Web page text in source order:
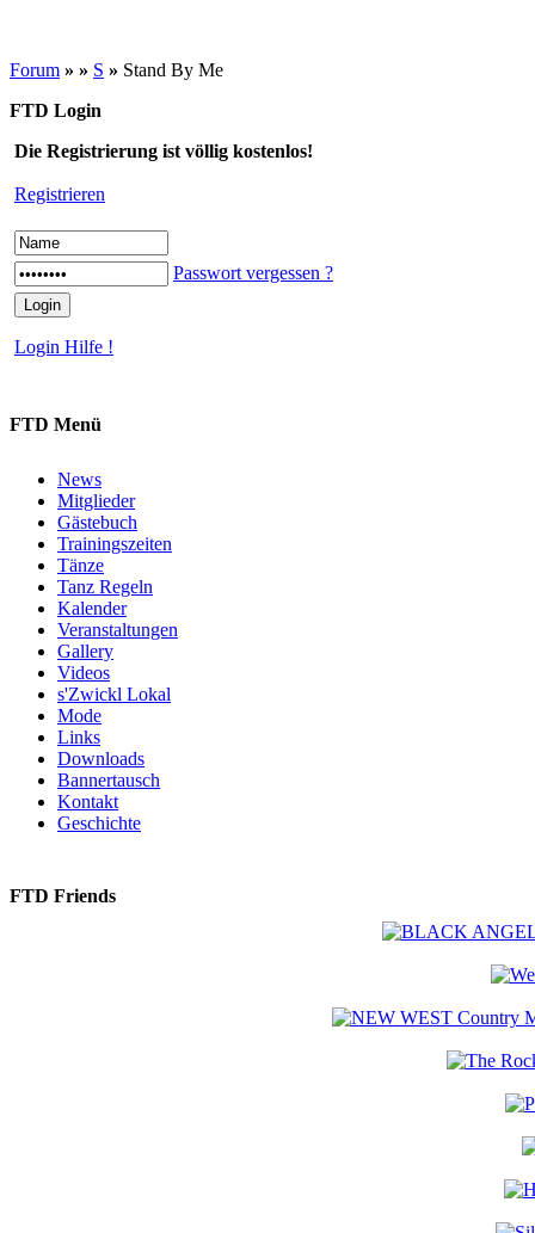
Forum » » S » Stand By Me
FTD Login
Die Registrierung ist völlig kostenlos!
Registrieren
Passwort vergessen ?
Login Hilfe !
FTD Menü
News
Mitglieder
Gästebuch
Trainingszeiten
Tänze
Tanz Regeln
Kalender
Veranstaltungen
Gallery
Videos
s'Zwickl Lokal
Mode
Links
Downloads
Bannertausch
Kontakt
Geschichte
FTD Friends